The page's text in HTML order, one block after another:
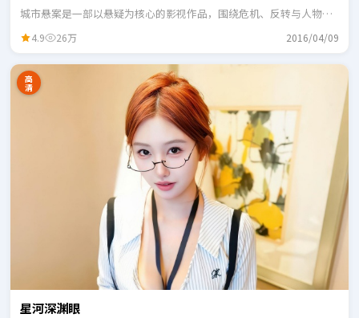
城市悬案是一部以悬疑为核心的影视作品，围绕危机、反转与人物成
4.9 26万 2016/04/09
高
清
星河深渊眼